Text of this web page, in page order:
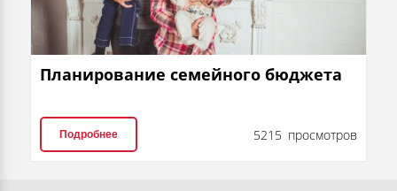
Планирование семейного бюджета
Подробнее 5215 просмотров